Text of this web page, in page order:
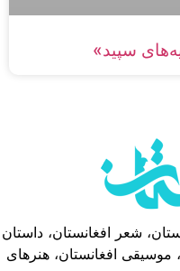
سپید»
شعر افغانستان، داستان
موسیقی افغانستان، هنرهای